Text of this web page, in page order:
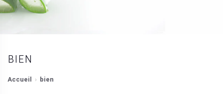
BIEN
Accueil bien